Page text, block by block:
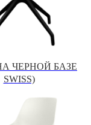
ЧЕРНОЙ БАЗЕ
SWISS)